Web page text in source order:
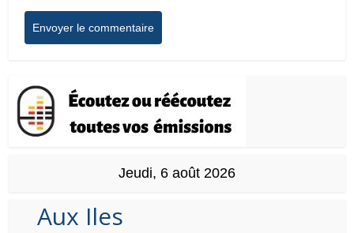
Jeudi, 6 août 2026
Aux Iles